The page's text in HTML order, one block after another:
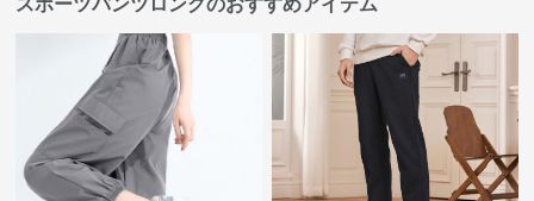
スポーツパンツロングのおすすめアイテム